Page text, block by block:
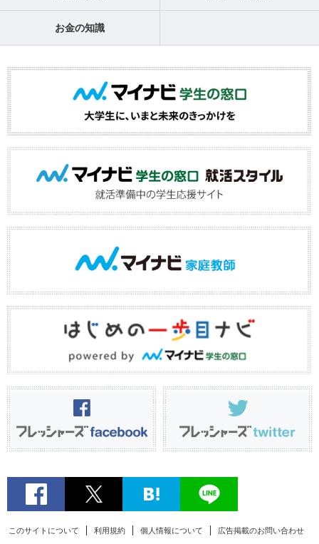
お金の知識
このサイトについて 利用規約 個人情報について 広告掲載のお問い合わせ